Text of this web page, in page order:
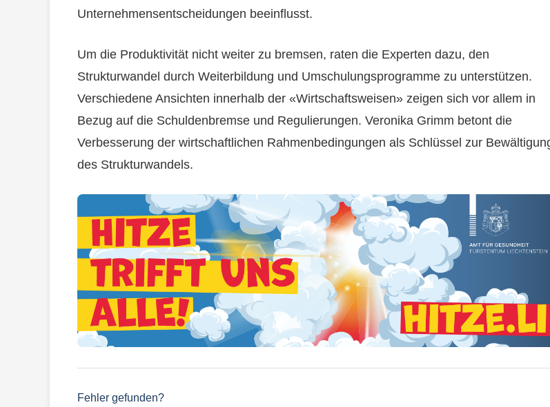
Unternehmensentscheidungen beeinflusst.
Um die Produktivität nicht weiter zu bremsen, raten die Experten dazu, den
Strukturwandel durch Weiterbildung und Umschulungsprogramme zu unterstützen.
Verschiedene Ansichten innerhalb der «Wirtschaftsweisen» zeigen sich vor allem in
Bezug auf die Schuldenbremse und Regulierungen. Veronika Grimm betont die
Verbesserung der wirtschaftlichen Rahmenbedingungen als Schlüssel zur
des Strukturwandels.
Fehler gefunden?